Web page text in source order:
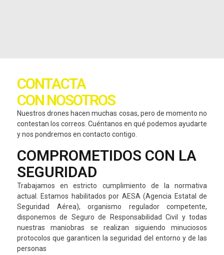
CONTACTA
CON NOSOTROS
Nuestros drones hacen muchas cosas, pero de momento no
contestan los correos. Cuéntanos en qué podemos ayudarte
y nos pondremos en contacto contigo.
COMPROMETIDOS CON LA
SEGURIDAD
Trabajamos en estricto cumplimiento de la normativa
actual. Estamos habilitados por AESA (Agencia Estatal de
Seguridad Aérea), organismo regulador competente,
disponemos de Seguro de Responsabilidad Civil y todas
nuestras maniobras se realizan siguiendo minuciosos
protocolos que garanticen la seguridad del entorno y de las
personas